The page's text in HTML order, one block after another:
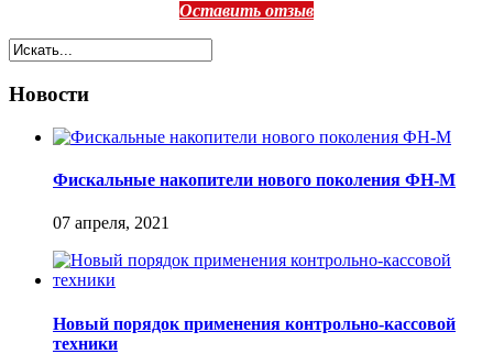
Оставить отзыв
Новости
Фискальные накопители нового поколения ФН-М
07 апреля, 2021
Новый порядок применения контрольно-кассовой
техники